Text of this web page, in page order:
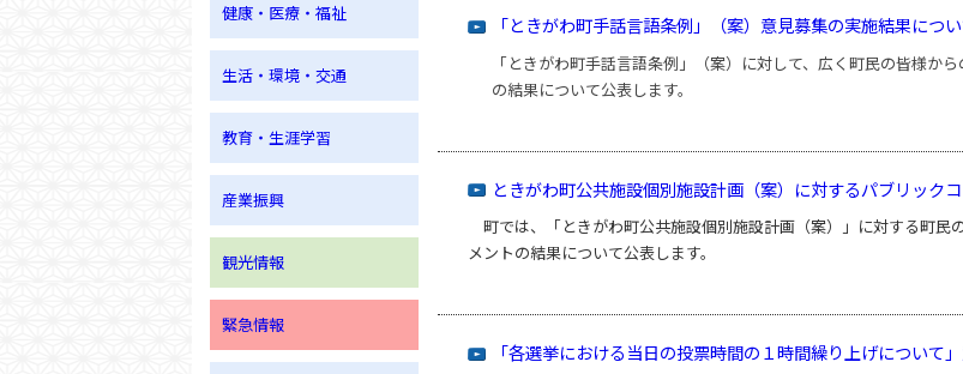
健康・医療・福祉
生活・環境・交通
教育・生涯学習
産業振興
観光情報
緊急情報
「ときがわ町手話言語条例」（案）意見募集の実施結果につ
「ときがわ町手話言語条例」（案）に対して、広く町民の皆様か
の結果について公表します。
ときがわ町公共施設個別施設計画（案）に対するパブリック
町では、「ときがわ町公共施設個別施設計画（案）」に対する町民
メントの結果について公表します。
「各選挙における当日の投票時間の１時間繰り上げについて